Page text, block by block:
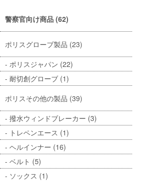
警察官向け商品 (62)
ポリスグローブ製品 (23)
ポリスジャパン (22)
耐切創グローブ (1)
ポリスその他の製品 (39)
撥水ウィンドブレーカー (3)
トレペンエース (1)
ヘルインナー (16)
ベルト (5)
ソックス (1)